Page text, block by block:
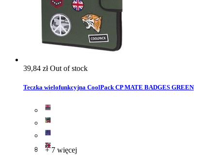
39,84 złOut of stock
Teczka wielofunkcyjna CoolPack CP MATE BADGES GREEN
+ 7 więcej